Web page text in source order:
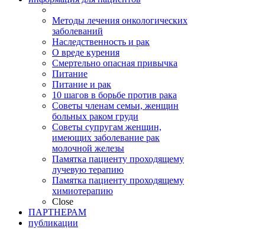
Методы лечения онкологических
заболеваний
Наследственность и рак
О вреде курения
Смертельно опасная привычка
Питание
Питание и рак
10 шагов в борьбе против рака
Советы членам семьи, женщин
больных раком груди
Советы супругам женщин,
имеющих заболевание рак
молочной железы
Памятка пациенту проходящему
лучевую терапию
Памятка пациенту проходящему
химиотерапию
Close
ПАРТНЕРАМ
публикации